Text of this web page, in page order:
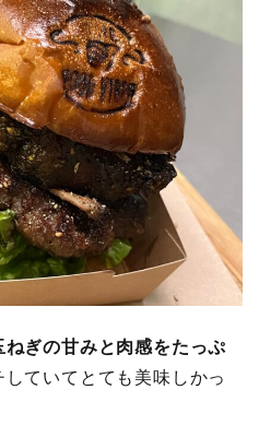
ねぎの甘みと肉感をたっぷ
していてとても美味しかっ